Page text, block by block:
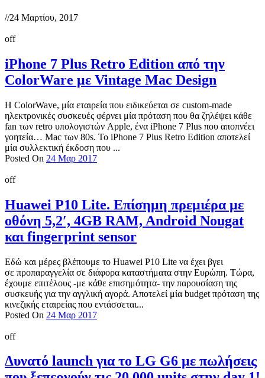
//24 Μαρτίου, 2017
off
iPhone 7 Plus Retro Edition από την
ColorWare με Vintage Mac Design
Η ColorWave, μία εταιρεία που ειδικεύεται σε custom-made
ηλεκτρονικές συσκευές φέρνει μία πρόταση που θα ζηλέψει κάθε
fan των retrο υπολογιστών Apple, ένα iPhone 7 Plus που αποπνέει
γοητεία… Mac των 80s. Το iPhone 7 Plus Retro Edition αποτελεί
μία συλλεκτική έκδοση που ...
Posted On 24 Μαρ 2017
off
Huawei P10 Lite. Επίσημη πρεμιέρα με
οθόνη 5,2′, 4GB RAM, Android Nougat
και fingerprint sensor
Εδώ και μέρες βλέπουμε το Huawei P10 Lite να έχει βγει
σε προπαραγγελία σε διάφορα καταστήματα στην Ευρώπη. Τώρα,
έχουμε επιτέλους -με κάθε επισημότητα- την παρουσίαση της
συσκευής για την αγγλική αγορά. Αποτελεί μία budget πρόταση της
κινεζικής εταιρείας που εντάσσεται...
Posted On 24 Μαρ 2017
off
Δυνατό launch για το LG G6 με πωλήσεις